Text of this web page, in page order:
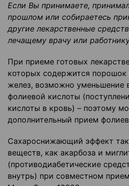
Если Вы принимаете,
прошлом или собираетесь
другие лекарственные
лечащему врачу или
При приеме готовых
которых содержится
желез, возможно уменьшение
фолиевой кислоты
кислоты в кровь) – поэтому
дополнительный прием
Сахароснижающий эффект
веществ, как акарбоза и
(противодиабетические
внутрь) при совместном